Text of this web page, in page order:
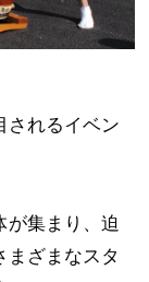
されるイベン
が集まり、迫
まざまなスタ